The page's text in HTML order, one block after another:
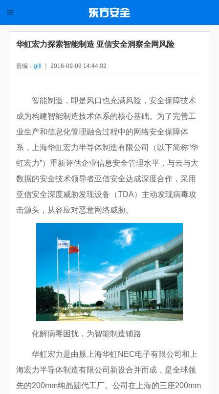
华虹宏力探索智能制造 亚信安全洞察全网风险
责编： gill ｜ 2016-09-09 14:44:02
智能制造，即是风口也充满风险，安全保障技术
成为构建智能制造技术体系的核心基础。为了完善工
业生产和信息化管理融合过程中的网络安全保障体
系，上海华虹宏力半导体制造有限公司（以下简称“华
虹宏力”）重新评估企业信息安全管理水平，与云与大
数据的安全技术领导者亚信安全达成深度合作，采用
亚信安全深度威胁发现设备（TDA）主动发现病毒攻
击源头，从容应对恶意网络威胁。
化解病毒困扰，为智能制造铺路
华虹宏力是由原上海华虹NEC电子有限公司和上
海宏力半导体制造有限公司新设合并而成，是全球领
先的200mm纯晶圆代工厂。公司在上海的三座200mm